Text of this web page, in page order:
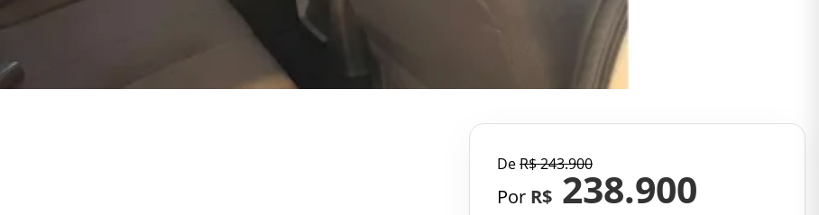
DeR$243.900
Por R$ 238.900